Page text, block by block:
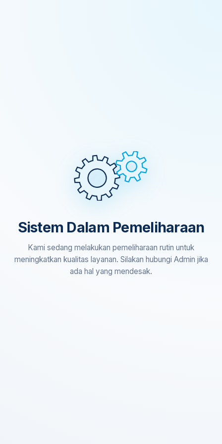
Sistem Dalam Pemeliharaan
Kami sedang melakukan pemeliharaan rutin untuk
meningkatkan kualitas layanan. Silakan hubungi Admin jika
ada hal yang mendesak.